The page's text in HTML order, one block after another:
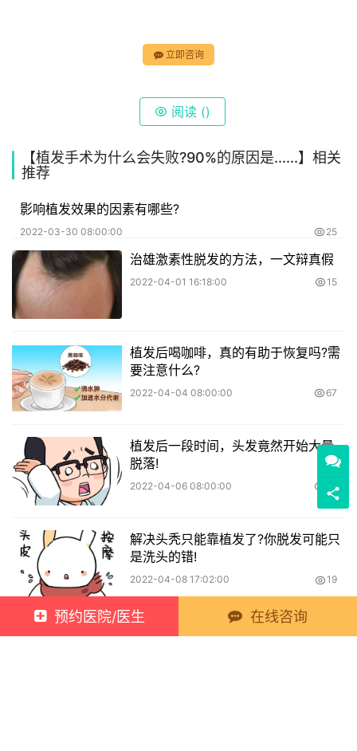
立即咨询
阅读 ()
【植发手术为什么会失败?90%的原因是......】相关
推荐
影响植发效果的因素有哪些?
2022-03-30 08:00:00 25
治雄激素性脱发的方法，一文辩真假
2022-04-01 16:18:00 15
​植发后喝咖啡，真的有助于恢复吗?需
要注意什么?
2022-04-04 08:00:00 67
植发后一段时间，头发竟然开始大量
脱落!
2022-04-06 08:00:00 25
解决头秃只能靠植发了?你脱发可能只
是洗头的错!
2022-04-08 17:02:00 19
预约医院/医生 在线咨询